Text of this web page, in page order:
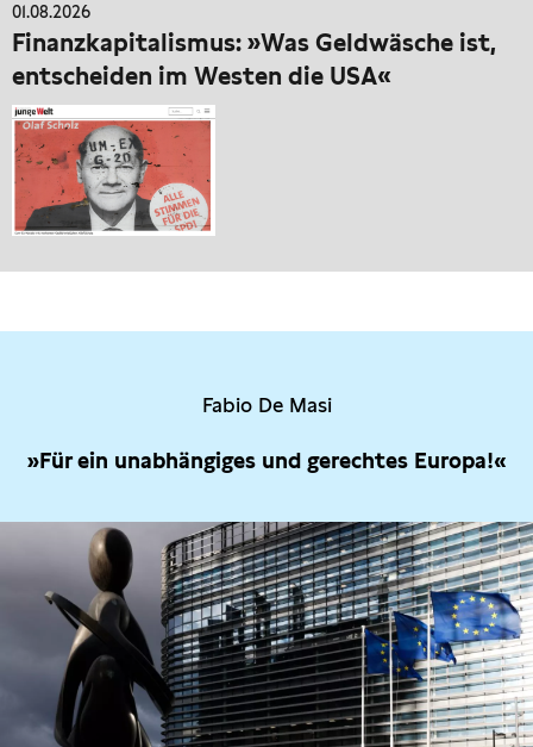
01.08.2026
Finanzkapitalismus: »Was Geldwäsche ist,
entscheiden im Westen die USA«
Fabio De Masi
»Für ein unabhängiges und gerechtes Europa!«